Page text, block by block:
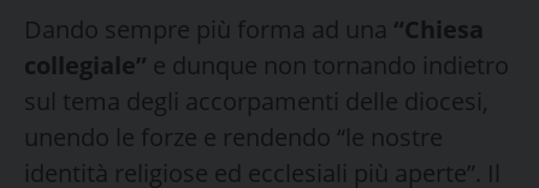
Dando sempre più forma ad una “Chiesa
collegiale” e dunque non tornando indietro
sul tema degli accorpamenti delle diocesi,
unendo le forze e rendendo “le nostre
identità religiose ed ecclesiali più aperte”. Il